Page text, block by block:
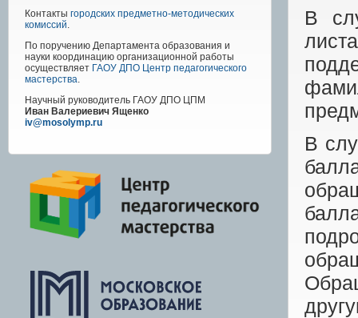
Контакты городских предметно-методических
комиссий.
По поручению Департамента образования и
науки координацию организационной работы
осуществляет ГАОУ ДПО Центр педагогического
мастерства.
Научный руководитель ГАОУ ДПО ЦПМ
Иван Валериевич Ященко
iv@mosolymp.ru
В
В